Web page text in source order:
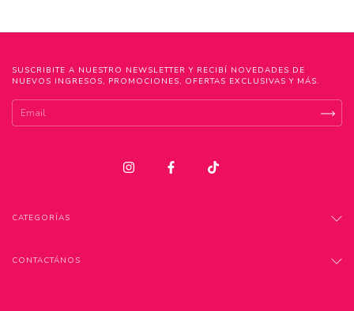
SUSCRIBITE A NUESTRO NEWSLETTER Y RECIBÍ NOVEDADES DE
NUEVOS INGRESOS, PROMOCIONES, OFERTAS EXCLUSIVAS Y MÁS.
CATEGORÍAS
CONTACTÁNOS